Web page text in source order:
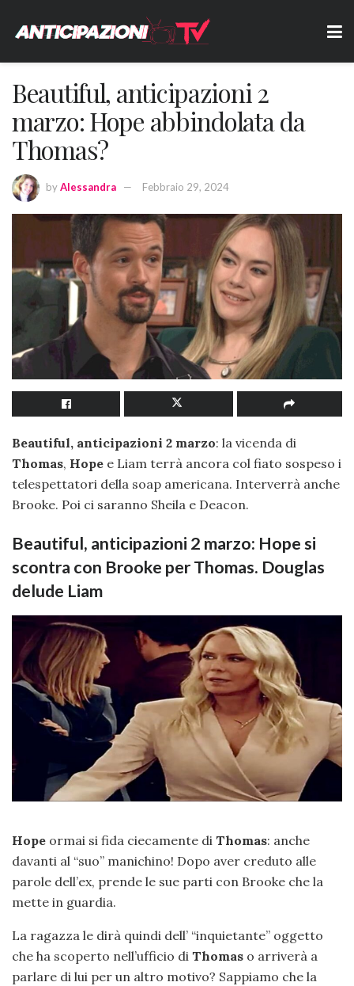
Beautiful, anticipazioni 2
marzo: Hope abbindolata da
Thomas?
byAlessandra Febbraio 29, 2024
Beautiful, anticipazioni 2 marzo: la vicenda di
Thomas, Hope e Liam terrà ancora col fiato sospeso i
telespettatori della soap americana. Interverrà anche
Brooke. Poi ci saranno Sheila e Deacon.
Beautiful, anticipazioni 2 marzo: Hope si
scontra con Brooke per Thomas. Douglas
delude Liam
Hope ormai si fida ciecamente di Thomas: anche
davanti al “suo” manichino! Dopo aver creduto alle
parole dell’ex, prende le sue parti con Brooke che la
mette in guardia.
La ragazza le dirà quindi dell’ “inquietante” oggetto
che ha scoperto nell’ufficio di Thomas o arriverà a
parlare di lui per un altro motivo? Sappiamo che la